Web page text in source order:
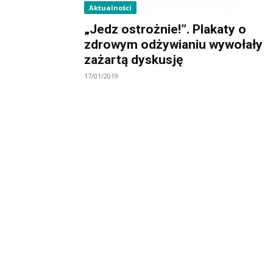
Aktualności
„Jedz ostrożnie!”. Plakaty o
zdrowym odżywianiu wywołały
zażartą dyskusję
17/01/2019